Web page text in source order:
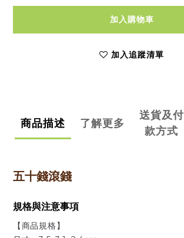
加入購物車
加入追蹤清單
商品描述 了解更多
送貨及付
款方式
五十錢滾錢
規格與注意事項
【商品規格】